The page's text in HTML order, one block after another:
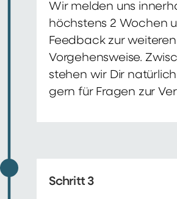
Wir melden uns
höchstens 2 Wochen
Feedback zur weiteren
Vorgehensweise.
stehen wir Dir
gern für Fragen zur
Schritt 3